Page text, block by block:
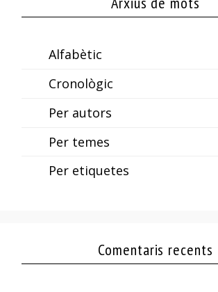
Alfabètic
Cronològic
Per autors
Per temes
Per etiquetes
Comentaris recents